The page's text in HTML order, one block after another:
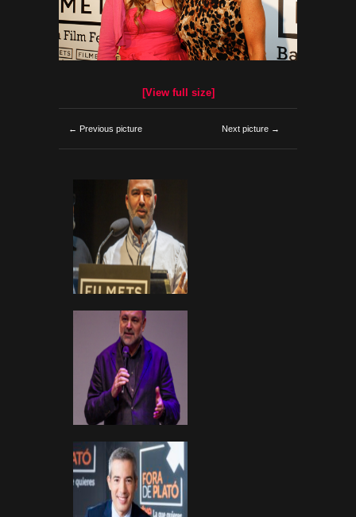
[View full size]
← Previous picture Next picture →